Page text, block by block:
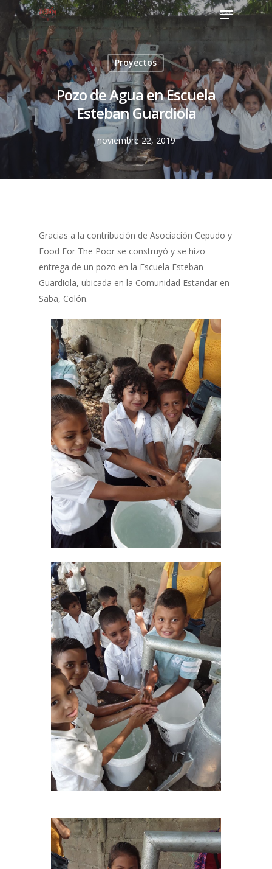
Proyectos
Pozo de Agua en Escuela
Esteban Guardiola
noviembre 22, 2019
Gracias a la contribución de Asociación Cepudo y
Food For The Poor se construyó y se hizo
entrega de un pozo en la Escuela Esteban
Guardiola, ubicada en la Comunidad Estandar en
Saba, Colón.
Quienes Somos
Programas